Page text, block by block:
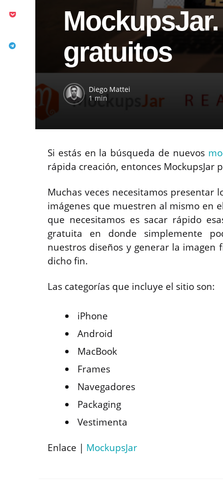
gratuitos
Diego Mattei
1 min
Si estás en la búsqueda de nuevos
rápida creación, entonces MockupsJar
Muchas veces necesitamos presentar
imágenes que muestren al mismo en
que necesitamos es sacar rápido
gratuita en donde simplemente
nuestros diseños y generar la
dicho fin.
Las categorías que incluye el sitio son:
iPhone
Android
MacBook
Frames
Navegadores
Packaging
Vestimenta
Enlace | MockupsJar